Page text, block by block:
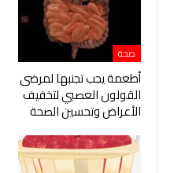
صحة
أطعمة يجب تجنبها لمرضى
القولون العصبي لتخفيف
الأعراض وتحسين الصحة